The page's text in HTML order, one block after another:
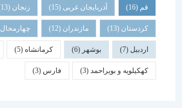
آذربایجان غربی(15) زنجان
کردستان(13) مازندران(12) چهارمحال و
بوشهر کرمانشاه(5) لرستان
کهکیلویه و بویراحمد(3) فارس